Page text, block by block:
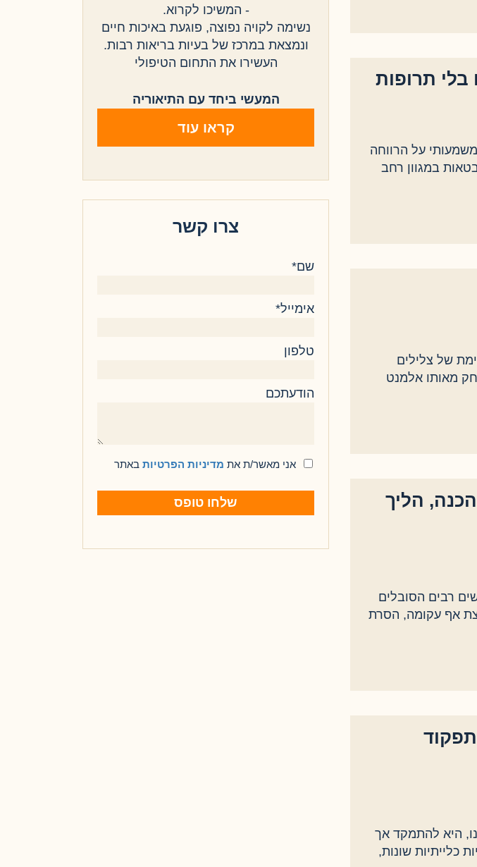
תרופות
על הרווחה
במגוון רחב
של צלילים
מאותו אלמנט
הליך
רבים הסובלים
אף עקומה, הסרת
תפקוד
היא להתמקד אך
כלייתיות שונות,
- המשיכו לקרוא.
נשימה לקויה נפוצה, פוגעת באיכות חיים
ונמצאת במרכז של בעיות בריאות רבות.
העשירו את התחום הטיפולי
המעשי ביחד עם התיאוריה
קראו עוד
צרו קשר
שם*
אימייל*
טלפון
הודעתכם
אני מאשר/ת את מדיניות הפרטיות באתר